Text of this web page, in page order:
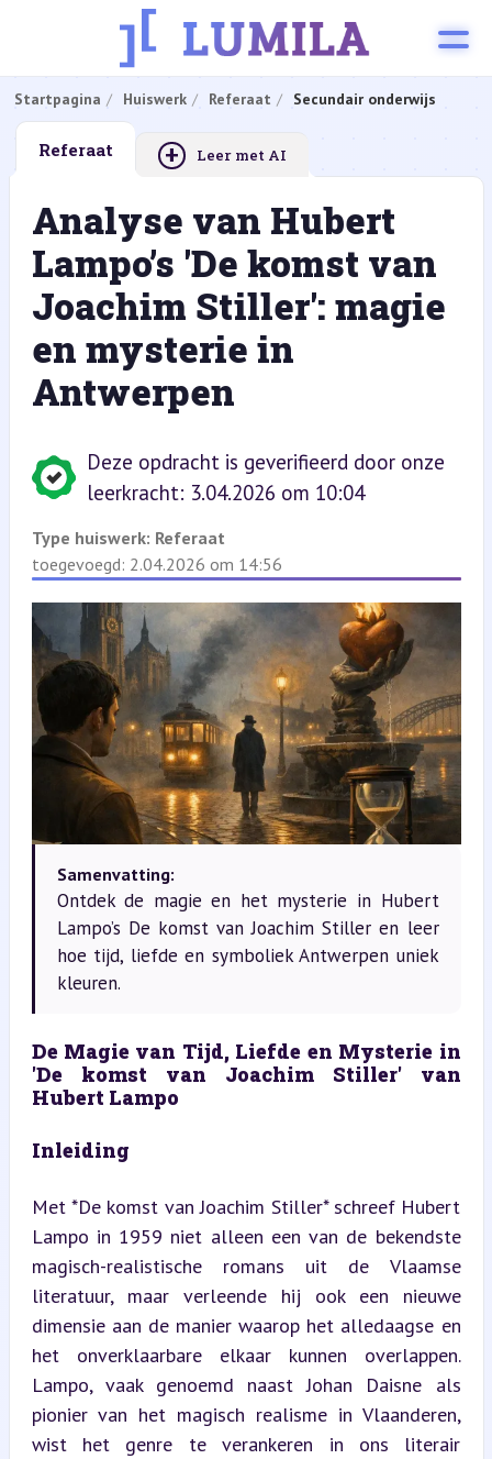
Startpagina Huiswerk Referaat Secundair onderwijs
Referaat + Leer met AI
Analyse van Hubert
Lampo’s 'De komst van
Joachim Stiller': magie
en mysterie in
Antwerpen
Deze opdracht is geverifieerd door onze
leerkracht: 3.04.2026 om 10:04
Type huiswerk: Referaat
toegevoegd: 2.04.2026 om 14:56
Samenvatting:
Ontdek de magie en het mysterie in Hubert
Lampo’s De komst van Joachim Stiller en leer
hoe tijd, liefde en symboliek Antwerpen uniek
kleuren.
De Magie van Tijd, Liefde en Mysterie in
'De komst van Joachim Stiller' van
Hubert Lampo
Inleiding
Met *De komst van Joachim Stiller* schreef Hubert
Lampo in 1959 niet alleen een van de bekendste
magisch-realistische romans uit de Vlaamse
literatuur, maar verleende hij ook een nieuwe
dimensie aan de manier waarop het alledaagse en
het onverklaarbare elkaar kunnen overlappen.
Lampo, vaak genoemd naast Johan Daisne als
pionier van het magisch realisme in Vlaanderen,
wist het genre te verankeren in ons literair